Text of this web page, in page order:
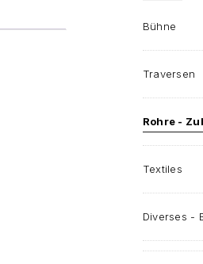
Bühne
Traversen
Rohre -
Textiles
Diverses -